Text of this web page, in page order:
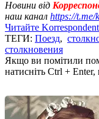
Новини від
наш канал https://t.me/
Читайте
ТЕГИ: Поезд,
столкновения
Якщо ви помітили
натисніть Ctrl +